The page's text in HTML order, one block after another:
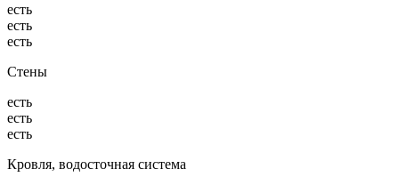
есть
есть
есть
Стены
есть
есть
есть
Кровля, водосточная система